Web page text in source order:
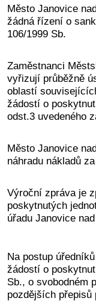
Město Janovice
žádná řízení o
106/1999 Sb.
Zaměstnanci
vyřizují průběžně
oblastí
žádostí o
odst.3 uvedeného
Město Janovice
náhradu nákladů
Výroční zpráva je
poskytnutých
úřadu Janovice
Na postup
žádostí o
Sb., o svobodném
pozdějších přepisů